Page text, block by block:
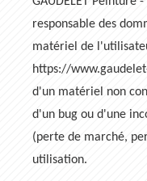
responsable des
matériel de
https://
d'un matériel non
d'un bug ou d'une
(perte de marché,
utilisation.